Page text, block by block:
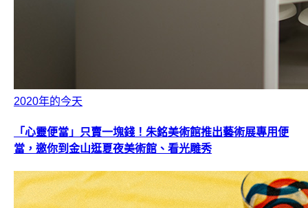
2020年的今天
「心靈便當」只賣一塊錢！朱銘美術館推出藝術展專用便
當，邀你到金山逛夏夜美術館、看光雕秀